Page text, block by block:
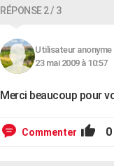
RÉPONSE 2 / 3
Utilisateur anonyme
23 mai 2009 à 10:57
Merci beaucoup pour
Commenter 0